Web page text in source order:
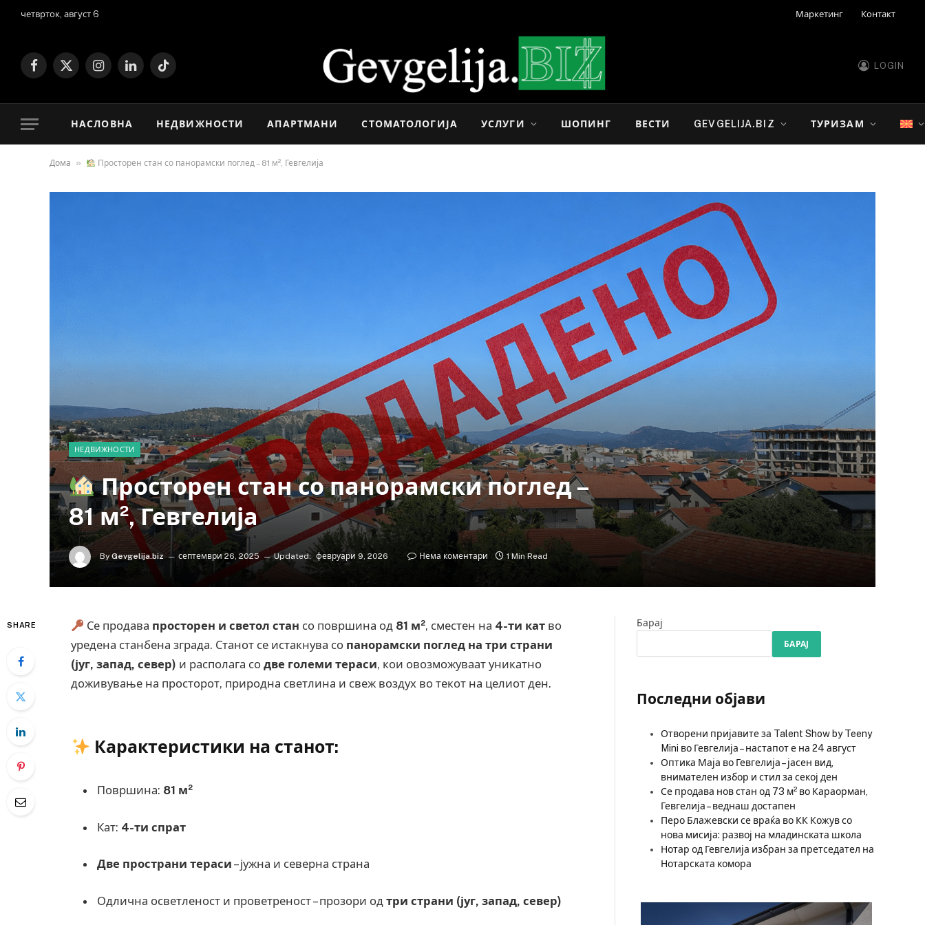
четврток, август 6 Маркетинг Контакт
Facebook
X
InstagramLinkedInTikTok
LOGIN
НАСЛОВНА НЕДВИЖНОСТИ АПАРТМАНИ СТОМАТОЛОГИЈА УСЛУГИ ШОПИНГ ВЕСТИ GEVGELIJA.BIZ ТУРИЗАМ
Дома » Просторен стан со панорамски поглед – 81 м², Гевгелија
НЕДВИЖНОСТИ
Просторен стан со панорамски поглед –
81 м², Гевгелија
By Gevgelija.biz септември 26, 2025 Updated: февруари 9, 2026 Нема коментари 1 Min Read
SHARE Се продава просторен и светол стан со површина од 81 м², сместен на 4-ти катво
уредена станбена зграда. Станот се истакнува со панорамски поглед на три страни
(југ, запад, север) и располага со две големи тераси, кои овозможуваат уникатно
доживување на просторот, природна светлина и свеж воздух во текот на целиот ден.
Карактеристики на станот:
Површина: 81 м²
Кат: 4-ти спрат
Две пространи тераси – јужна и северна страна
Одлична осветленост и проветреност – прозори од три страни (југ, запад, север)
Барај
БАРАЈ
Последни објави
Отворени пријавите за Talent Show by Teeny
Mini во Гевгелија – настапот е на 24 август
Оптика Маја во Гевгелија – јасен вид,
внимателен избор и стил за секој ден
Се продава нов стан од 73 м² во Караорман,
Гевгелија – веднаш достапен
Перо Блажевски се враќа во КК Кожув со
нова мисија: развој на младинската школа
Нотар од Гевгелија избран за претседател на
Нотарската комора